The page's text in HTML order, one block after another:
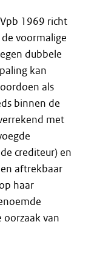
1969 richt
voormalige
dubbele
kan
als
binnen de
met
crediteur) en
aftrekbaar
haar
oorzaak van